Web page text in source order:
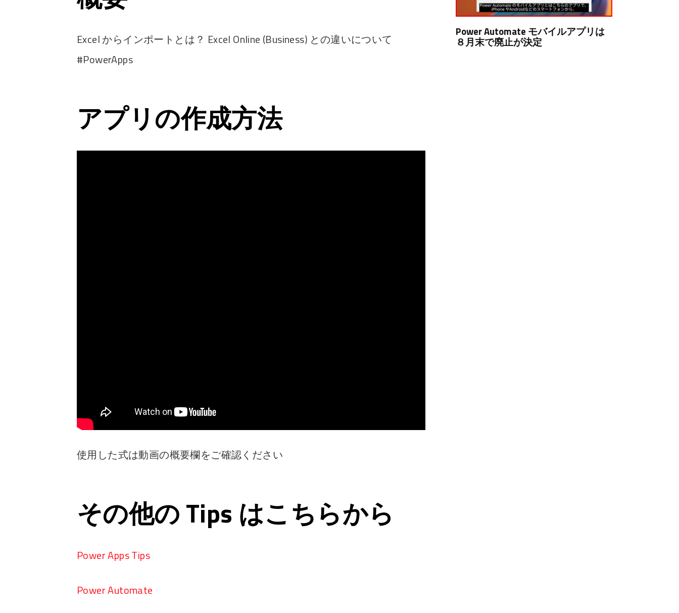
Excel からインポートとは？ Excel Online (Business) との違いについて
#PowerApps
アプリの作成方法
使用した式は動画の概要欄をご確認ください
その他の Tips はこちらから
Power Apps Tips
Power Automate
Power Automate モバイルアプリは
８月末で廃止が決定